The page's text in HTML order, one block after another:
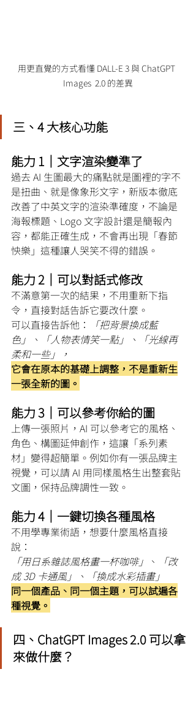
用更直覺的方式看懂 DALL-E 3 與 ChatGPT
Images  2.0 的差異
三、4 大核心功能
能力 1｜文字渲染變準了
過去 AI 生圖最大的痛點就是圖裡的字不
是扭曲、就是像象形文字，新版本徹底
改善了中英文字的渲染準確度，不論是
海報標題、Logo 文字設計還是簡報內
容，都能正確生成，不會再出現「春節
怏樂」這種讓人哭笑不得的錯誤。
能力 2｜可以對話式修改
不滿意第一次的結果，不用重新下指
令，直接對話告訴它要改什麼。
可以直接告訴他：
「把背景換成藍
色」、「人物表情笑一點」、「光線再
柔和一些」，
它會在原本的基礎上調整，不是重新生
一張全新的圖。
能力 3｜可以參考你給的圖
上傳一張照片，AI 可以參考它的風格、
角色、構圖延伸創作，這讓「系列素
材」變得超簡單。例如你有一張品牌主
視覺，可以請 AI 用同樣風格生出整套貼
文圖，保持品牌調性一致。
能力 4｜一鍵切換各種風格
不用學專業術語，想要什麼風格直接
說：
「用日系雜誌風格畫一杯咖啡」 、
「改
成 3D 卡通風」、「換成水彩插畫」
同一個產品、同一個主題，可以試遍各
種視覺。
四、ChatGPT Images 2.0 可以拿
來做什麼？